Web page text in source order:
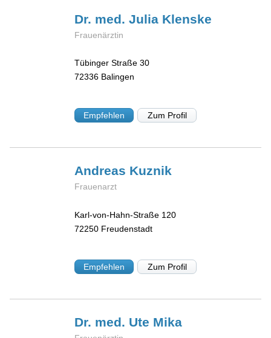
Dr. med. Julia Klenske
Frauenärztin
Tübinger Straße 30
72336 Balingen
Empfehlen Zum Profil
Andreas Kuznik
Frauenarzt
Karl-von-Hahn-Straße 120
72250 Freudenstadt
Empfehlen Zum Profil
Dr. med. Ute Mika